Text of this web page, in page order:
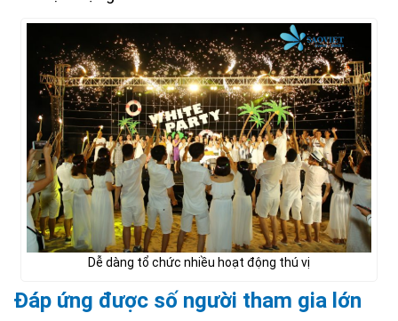
Dễ dàng tổ chức nhiều hoạt động thú vị
Đáp ứng được số người tham gia lớn